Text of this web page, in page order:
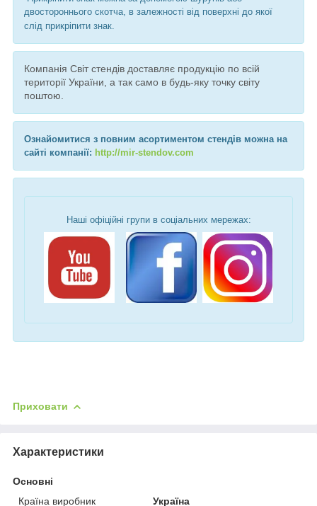
двостороннього скотча, в залежності від поверхні до якої
слід прикріпити знак.
Компанія Світ стендів доставляє продукцію по всій
території України, а так само в будь-яку точку світу
поштою.
Ознайомитися з повним асортиментом стендів можна на
сайті компанії: http://mir-stendov.com
Наші офіційні групи в соціальних мережах:
Приховати
Характеристики
Основні
Країна виробник
Україна